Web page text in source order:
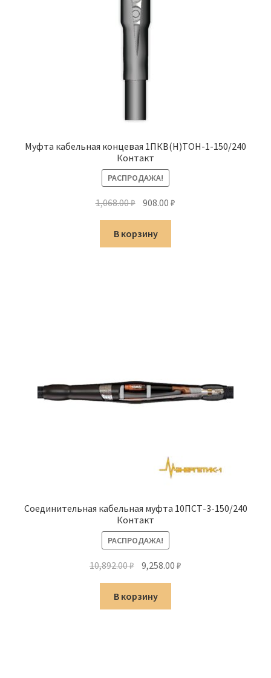
Муфта кабельная концевая 1ПКВ(Н)ТОН-1-150/240
Контакт
РАСПРОДАЖА!
1,068.00₽ Первоначальная
цена
составляла
1,068.00 ₽.
908.00₽
В корзину
Соединительная кабельная муфта 10ПСТ-3-150/240
Контакт
РАСПРОДАЖА!
10,892.00₽ Первоначальная
составляла
10,892.00 ₽.
9,258.00₽
В корзину